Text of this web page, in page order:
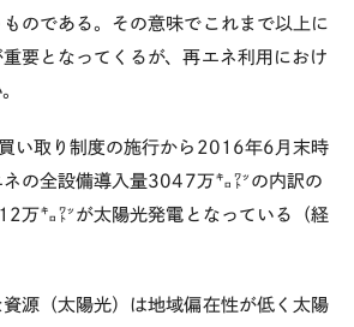
のである。その意味でこれまで以上に
要となってくるが、再エネ利用におけ
い取り制度の施行から2016年6月末時
ネの全設備導入量3047万㌔㍗の内訳の
万㌔㍗が太陽光発電となっている（経
源（太陽光）は地域偏在性が低く太陽